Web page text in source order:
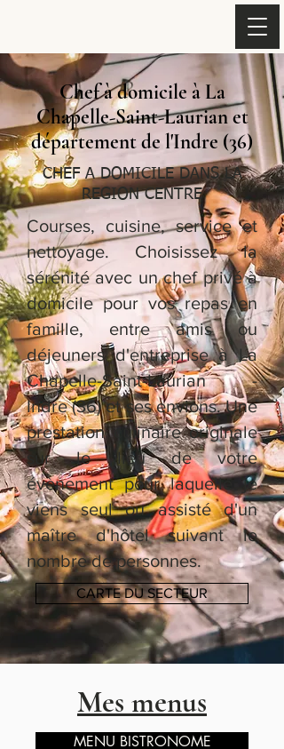
Chef à domicile à La
Chapelle-Saint-Laurian et
département de l'Indre (36)
CHEF A DOMICILE DANS LA
REGION CENTRE
Courses, cuisine, service et
nettoyage. Choisissez la
sérénité avec un chef privé à
domicile pour vos repas en
famille, entre amis ou
déjeuners d'entreprise à La
Chapelle-Saint-Laurian -
Indre (36) et ses envions. Une
prestation culinaire originale
sur le lieu de votre
évènement pour laquelle je
viens seul ou assisté d'un
maître d'hôtel suivant le
nombre de personnes.
CARTE DU SECTEUR
Mes menus
MENU BISTRONOME